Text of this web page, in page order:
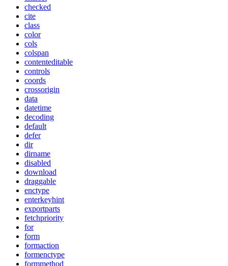
checked
cite
class
color
cols
colspan
contenteditable
controls
coords
crossorigin
data
datetime
decoding
default
defer
dir
dirname
disabled
download
draggable
enctype
enterkeyhint
exportparts
fetchpriority
for
form
formaction
formenctype
formmethod